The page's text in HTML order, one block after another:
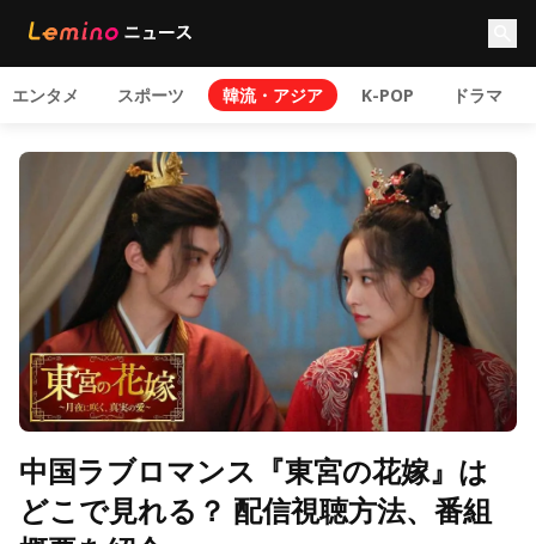
エンタメ スポーツ 韓流・アジア K-POP ドラマ
中国ラブロマンス『東宮の花嫁』は
どこで見れる？ 配信視聴方法、番組